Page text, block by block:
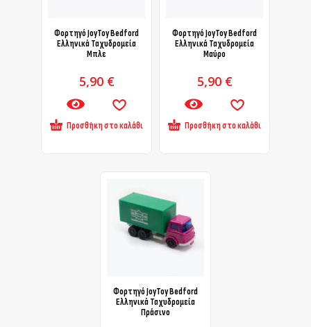
Φορτηγό JoyToy Bedford
Ελληνικά Ταχυδρομεία
Μπλε
5,90 €
Προσθήκη στο καλάθι
Φορτηγό JoyToy Bedford
Ελληνικά Ταχυδρομεία
Μαύρο
5,90 €
Προσθήκη στο καλάθι
Φορτηγό JoyToy Bedford
Ελληνικά Ταχυδρομεία
Πράσινο